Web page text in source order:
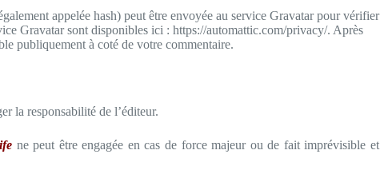
appelée hash) peut être envoyée au service Gravatar pour vérifier
Gravatar sont disponibles ici : https://automattic.com/privacy/. Après
publiquement à coté de votre commentaire.
la responsabilité de l’éditeur.
ne peut être engagée en cas de force majeur ou de fait imprévisible et